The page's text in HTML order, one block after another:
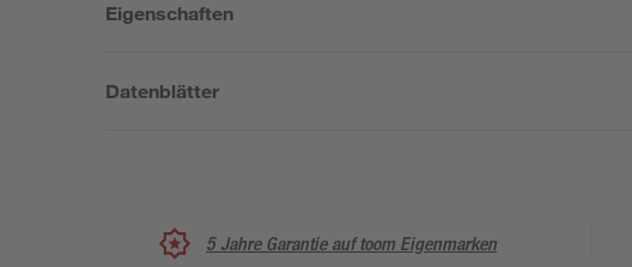
Eigenschaften
Datenblätter
5 Jahre Garantie auf toom Eigenmarken